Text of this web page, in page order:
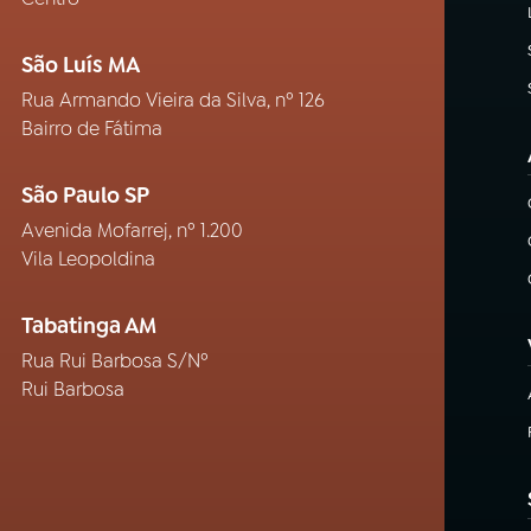
São Luís MA
Rua Armando Vieira da Silva, nº 126
Bairro de Fátima
São Paulo SP
Avenida Mofarrej, nº 1.200
Vila Leopoldina
Tabatinga AM
Rua Rui Barbosa S/Nº
Rui Barbosa